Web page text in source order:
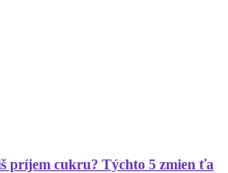
príjem cukru? Týchto 5 zmien ťa